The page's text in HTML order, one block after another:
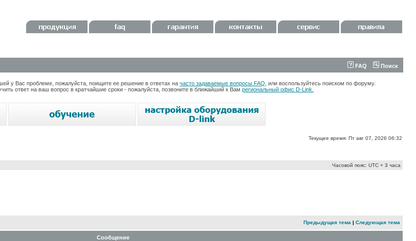
FAQ Поиск
у Вас проблеме, пожалуйста, поищите ее решение в ответах на часто задаваемые вопросы FAQ , или воспользуйтесь поиском по форуму.
ответ на ваш вопрос в кратчайшие сроки - пожалуйста, позвоните в ближайший к Вам региональный офис D-Link.
Текущее время: Пт авг 07, 2026 06:32
Часовой пояс: UTC + 3 часа
Предыдущая тема | Следующая тема
Сообщение